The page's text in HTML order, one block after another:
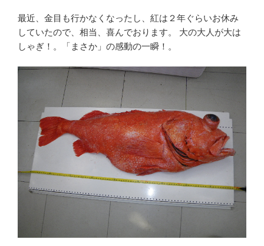
最近、金目も行かなくなったし、紅は２年ぐらいお休み
していたので、相当、喜んでおります。 大の大人が大は
しゃぎ！。「まさか」の感動の一瞬！。